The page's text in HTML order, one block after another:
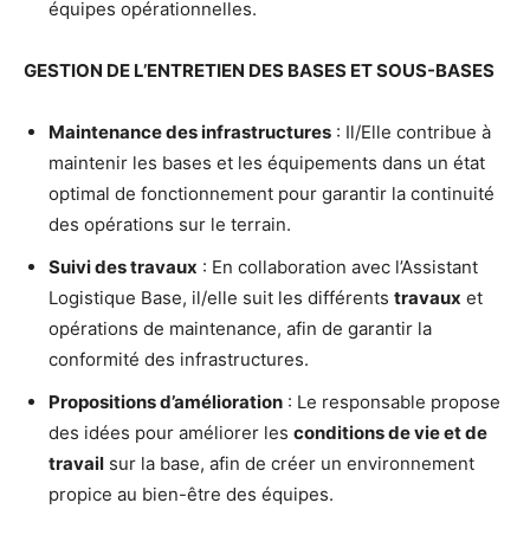
équipes opérationnelles.
GESTION DE L’ENTRETIEN DES BASES ET SOUS-BASES
Maintenance des infrastructures : Il/Elle contribue à
maintenir les bases et les équipements dans un état
optimal de fonctionnement pour garantir la continuité
des opérations sur le terrain.
Suivi des travaux : En collaboration avec l’Assistant
Logistique Base, il/elle suit les différents travaux et
opérations de maintenance, afin de garantir la
conformité des infrastructures.
Propositions d’amélioration : Le responsable propose
des idées pour améliorer les conditions de vie et de
travail sur la base, afin de créer un environnement
propice au bien-être des équipes.